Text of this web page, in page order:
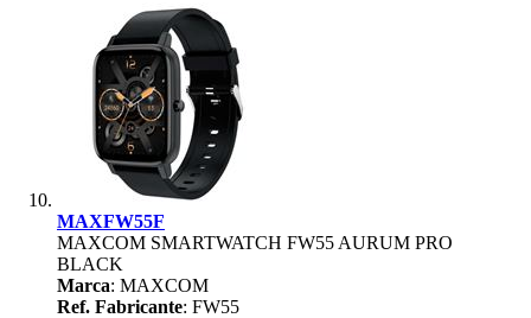
MAXFW55F
MAXCOM SMARTWATCH FW55 AURUM PRO
BLACK
Marca: MAXCOM
Ref. Fabricante: FW55